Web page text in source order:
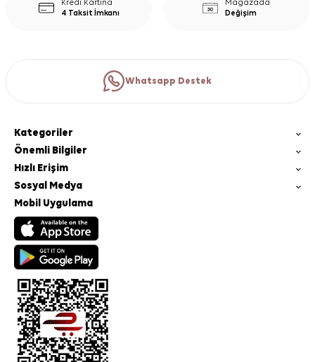
Kredi Kartına
4 Taksit İmkanı
Mağazada
Değişim
Whatsapp Destek
Kategoriler
Önemli Bilgiler
Hızlı Erişim
Sosyal Medya
Mobil Uygulama